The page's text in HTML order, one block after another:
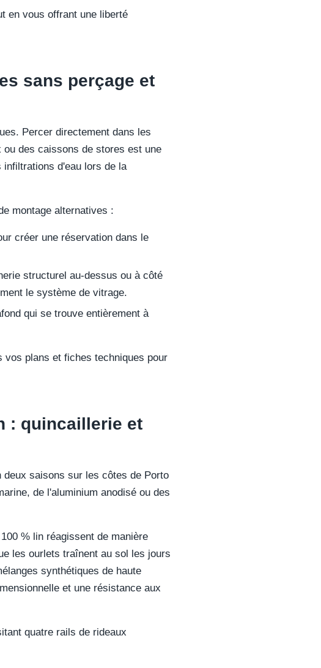
en vous offrant une liberté
sans perçage et
Percer directement dans les
ou des caissons de stores est une
d'eau lors de la
montage alternatives :
créer une réservation dans le
structurel au-dessus ou à côté
le système de vitrage.
qui se trouve entièrement à
vos plans et fiches techniques pour
: quincaillerie et
saisons sur les côtes de Porto
de l'aluminium anodisé ou des
% lin réagissent de manière
les ourlets traînent au sol les jours
synthétiques de haute
et une résistance aux
quatre rails de rideaux